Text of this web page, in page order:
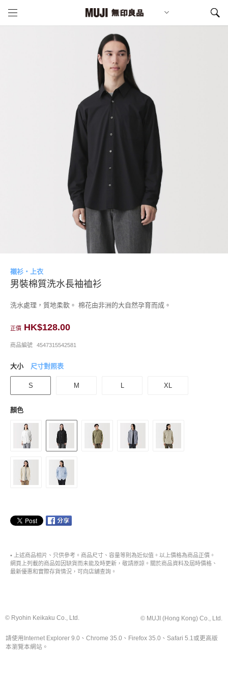
襯衫・上衣
男裝棉質洗水長袖裇衫
洗水處理，質地柔軟。 棉花由非洲的大自然孕育而成。
正價 HK$128.00
商品編號 4547315542581
大小 尺寸對照表
S M L XL
顏色
• 上述商品相片、只供參考。商品尺寸、容量等則為近似值。以上價格為商品正價。
網頁上列載的商品如因缺貨而未能及時更新，敬請原諒。關於商品資料及屆時價格、
最新優惠和實際存貨情況，可向店舖查詢。
© Ryohin Keikaku Co., Ltd. © MUJI (Hong Kong) Co., Ltd.
請使用Internet Explorer 9.0、Chrome 35.0、Firefox 35.0、Safari 5.1或更高版
本瀏覽本網站。